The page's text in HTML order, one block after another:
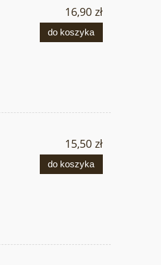
16,90 zł
do koszyka
15,50 zł
do koszyka